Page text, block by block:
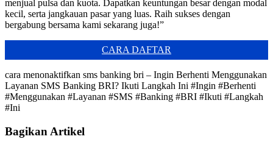
menjual pulsa dan kuota. Dapatkan keuntungan besar dengan modal
kecil, serta jangkauan pasar yang luas. Raih sukses dengan
bergabung bersama kami sekarang juga!”
CARA DAFTAR
cara menonaktifkan sms banking bri – Ingin Berhenti Menggunakan
Layanan SMS Banking BRI? Ikuti Langkah Ini #Ingin #Berhenti
#Menggunakan #Layanan #SMS #Banking #BRI #Ikuti #Langkah
#Ini
Bagikan Artikel